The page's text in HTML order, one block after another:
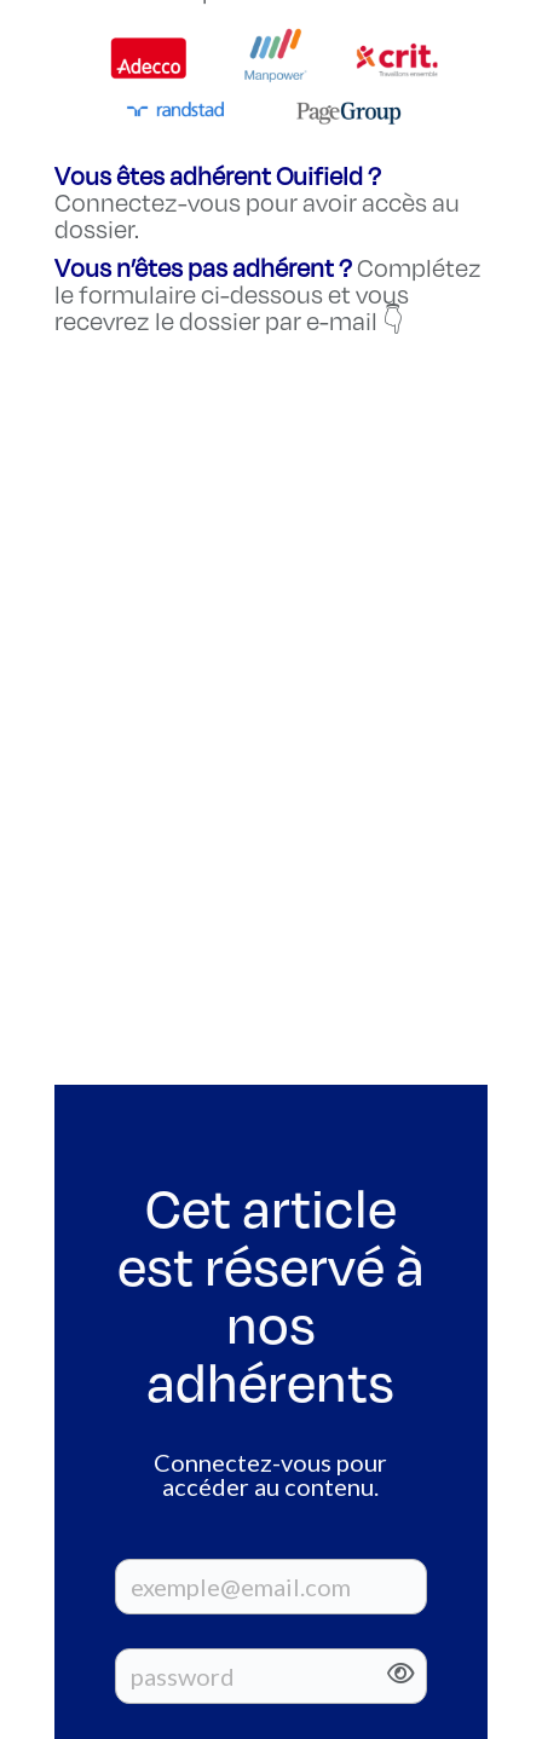
Vous êtes adhérent Ouifield ?
Connectez-vouspour avoir accès au
dossier.
Vous n’êtes pas adhérent ?Complétez
le formulaire ci-dessous et vous
recevrez le dossier par e-mail 👇
Cet article
est réservé à
nos
adhérents
Connectez-vous pour
accéder au contenu.